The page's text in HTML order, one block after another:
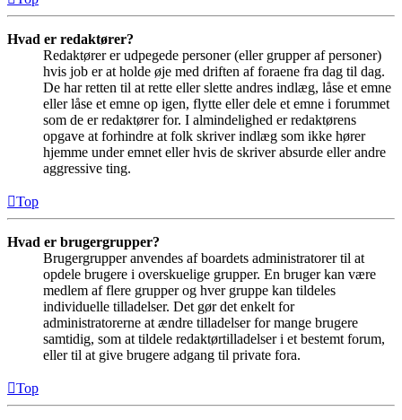
Hvad er redaktører?
Redaktører er udpegede personer (eller grupper af personer)
hvis job er at holde øje med driften af foraene fra dag til dag.
De har retten til at rette eller slette andres indlæg, låse et emne
eller låse et emne op igen, flytte eller dele et emne i forummet
som de er redaktører for. I almindelighed er redaktørens
opgave at forhindre at folk skriver indlæg som ikke hører
hjemme under emnet eller hvis de skriver absurde eller andre
aggressive ting.
Top
Hvad er brugergrupper?
Brugergrupper anvendes af boardets administratorer til at
opdele brugere i overskuelige grupper. En bruger kan være
medlem af flere grupper og hver gruppe kan tildeles
individuelle tilladelser. Det gør det enkelt for
administratorerne at ændre tilladelser for mange brugere
samtidig, som at tildele redaktørtilladelser i et bestemt forum,
eller til at give brugere adgang til private fora.
Top